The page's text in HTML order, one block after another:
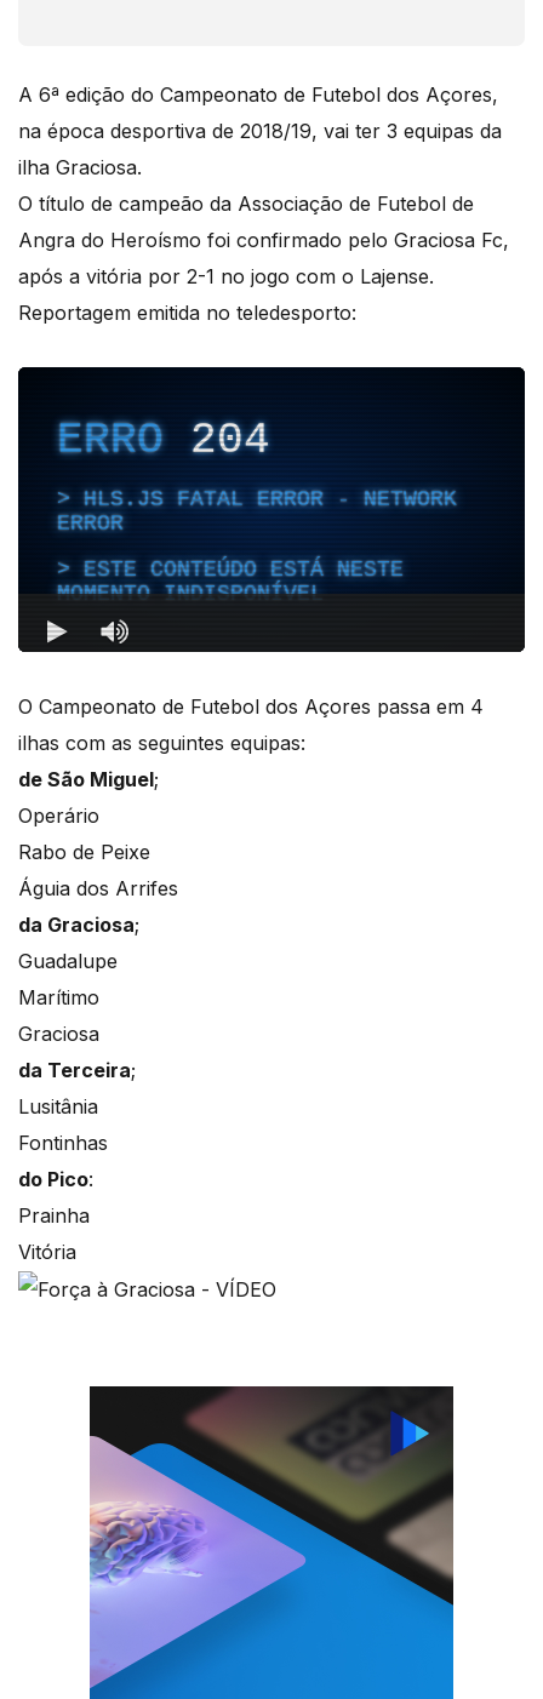
A 6ª edição do Campeonato de Futebol dos Açores,
na época desportiva de 2018/19, vai ter 3 equipas da
ilha Graciosa.
O título de campeão da Associação de Futebol de
Angra do Heroísmo foi confirmado pelo Graciosa Fc,
após a vitória por 2-1 no jogo com o Lajense.
Reportagem emitida no teledesporto:
O Campeonato de Futebol dos Açores passa em 4
ilhas com as seguintes equipas:
de São Miguel;
Operário
Rabo de Peixe
Águia dos Arrifes
da Graciosa;
Guadalupe
Marítimo
Graciosa
da Terceira;
Lusitânia
Fontinhas
do Pico:
Prainha
Vitória